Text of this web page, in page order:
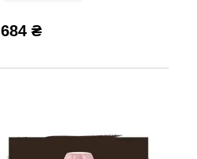
684 ₴